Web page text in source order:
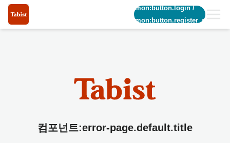
common:button.login/
common:button.register_short
컴포넌트:error-page.default.title